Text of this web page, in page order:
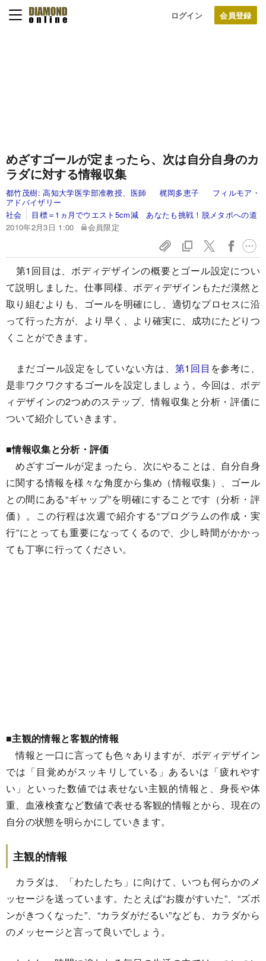
ログイン
めざすゴールが定まったら、 次は自分自身のカ
ラダに対する情報収集
都竹茂樹:高知大学医学部准教授、医師 梶岡多恵子
フィルモア・
アドバイザリー
社会
目標＝1ヵ月でウエスト5cm減 あなたも挑戦！脱メタボへの道
2010年2月3日 1:00
会員限定
第1回目は、ボディデザインの概要とゴール設定につい
て説明しました。仕事同様、ボディデザインもただ漠然と
取り組むよりも、ゴールを明確にし、適切なプロセスに沿
って行った方が、より早く、より確実に、成功にたどりつ
くことができます。
まだゴール設定をしていない方は、 第1回目 を参考に、
是非ワクワクするゴールを設定しましょう。今回は、ボデ
ィデザインの2つめのステップ、情報収集と分析・評価に
ついて紹介していきます。
■情報収集と分析・評価
めざすゴールが定まったら、次にやることは、自分自身
に関する情報を様々な角度から集め（情報収集）、ゴール
との間にある“ギャップ”を明確にすることです（分析・評
価）。この行程は次週で紹介する“プログラムの作成・実
行”にとっても重要になってくるので、少し時間がかかっ
ても丁寧に行ってください。
■主観的情報と客観的情報
情報と一口に言っても色々ありますが、ボディデザイン
では「目覚めがスッキリしている」あるいは「疲れやす
い」といった数値では表せない主観的情報と、身長や体
重、血液検査など数値で表せる客観的情報とから、現在の
自分の状態を明らかにしていきます。
主観的情報
カラダは、「わたしたち」に向けて、いつも何らかのメ
ッセージを送っています。たとえば“お腹がすいた”、“ズボ
ンがきつくなった”、“カラダがだるい”なども、カラダから
のメッセージと言って良いでしょう。